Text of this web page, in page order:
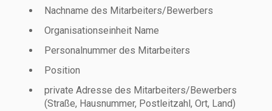
Nachname des Mitarbeiters/Bewerbers
Organisationseinheit Name
Personalnummer des Mitarbeiters
Position
private Adresse des Mitarbeiters/Bewerbers
(Straße, Hausnummer, Postleitzahl, Ort, Land)